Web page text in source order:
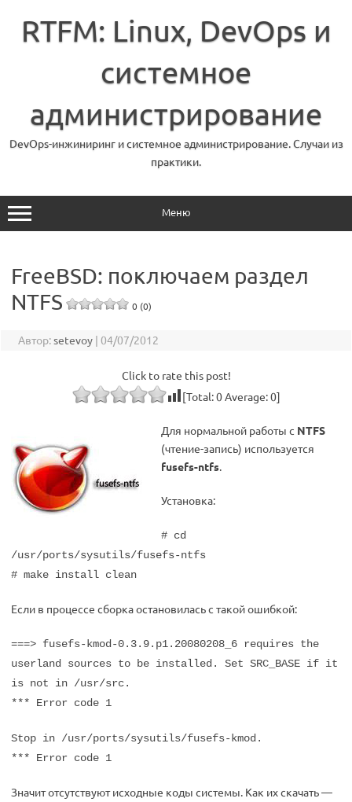
содержимому
RTFM: Linux, DevOps и
системное
администрирование
DevOps-инжиниринг и системное администрирование. Случаи из
практики.
Меню
FreeBSD: поключаем раздел
NTFS
0 (0)
Автор:setevoy | 04/07/2012
Click to rate this post!
[Total:0Average:0]
Для нормальной работы с NTFS
(чтение-запись) используется
fusefs-ntfs.
Установка:
# cd
/usr/ports/sysutils/fusefs-ntfs
# make install clean
Если в процессе сборка остановилась с такой ошибкой:
===> fusefs-kmod-0.3.9.p1.20080208_6 requires the
userland sources to be installed. Set SRC_BASE if it
is not in /usr/src.
*** Error code 1
Stop in /usr/ports/sysutils/fusefs-kmod.
*** Error code 1
Значит отсутствуют исходные коды системы. Как их скачать —